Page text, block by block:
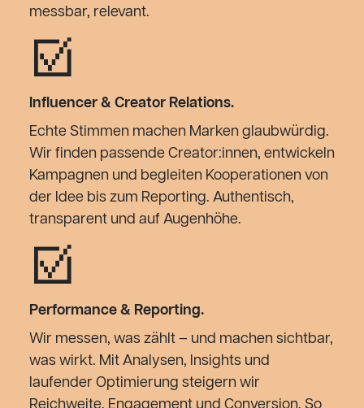
messbar, relevant.
☑︎
Influencer & Creator Relations.
Echte Stimmen machen Marken glaubwürdig.
Wir finden passende Creator:innen, entwickeln
Kampagnen und begleiten Kooperationen von
der Idee bis zum Reporting. Authentisch,
transparent und auf Augenhöhe.
☑︎
Performance & Reporting.
Wir messen, was zählt – und machen sichtbar,
was wirkt. Mit Analysen, Insights und
laufender Optimierung steigern wir
Reichweite, Engagement und Conversion. So